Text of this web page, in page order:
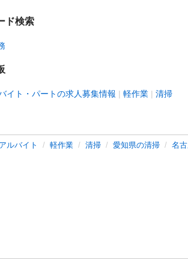
ド検索
イト・パートの求人募集情報 軽作業 清掃
アルバイト 軽作業 清掃 愛知県の清掃 名